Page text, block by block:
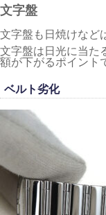
文字盤
文字盤も日焼けなど
文字盤は日光に当た
額が下がるポイント
ベルト劣化